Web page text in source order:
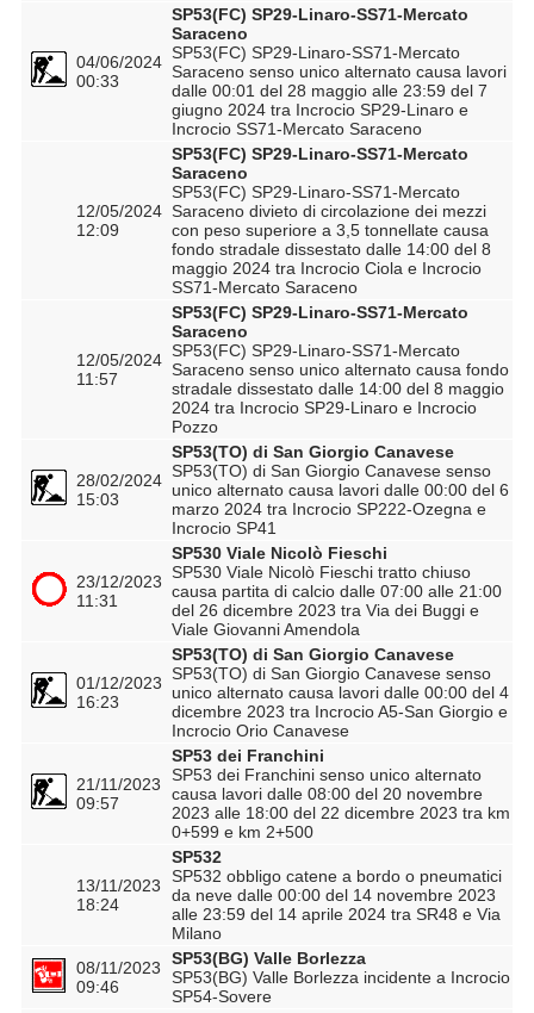
04/06/2024
00:33
SP53(FC) SP29-Linaro-SS71-Mercato
Saraceno
SP53(FC) SP29-Linaro-SS71-Mercato
Saraceno senso unico alternato causa lavori
dalle 00:01 del 28 maggio alle 23:59 del 7
giugno 2024 tra Incrocio SP29-Linaro e
Incrocio SS71-Mercato Saraceno
12/05/2024
12:09
SP53(FC) SP29-Linaro-SS71-Mercato
Saraceno
SP53(FC) SP29-Linaro-SS71-Mercato
Saraceno divieto di circolazione dei mezzi
con peso superiore a 3,5 tonnellate causa
fondo stradale dissestato dalle 14:00 del 8
maggio 2024 tra Incrocio Ciola e Incrocio
SS71-Mercato Saraceno
12/05/2024
11:57
SP53(FC) SP29-Linaro-SS71-Mercato
Saraceno
SP53(FC) SP29-Linaro-SS71-Mercato
Saraceno senso unico alternato causa fondo
stradale dissestato dalle 14:00 del 8 maggio
2024 tra Incrocio SP29-Linaro e Incrocio
Pozzo
28/02/2024
15:03
SP53(TO) di San Giorgio Canavese
SP53(TO) di San Giorgio Canavese senso
unico alternato causa lavori dalle 00:00 del 6
marzo 2024 tra Incrocio SP222-Ozegna e
Incrocio SP41
23/12/2023
11:31
SP530 Viale Nicolò Fieschi
SP530 Viale Nicolò Fieschi tratto chiuso
causa partita di calcio dalle 07:00 alle 21:00
del 26 dicembre 2023 tra Via dei Buggi e
Viale Giovanni Amendola
01/12/2023
16:23
SP53(TO) di San Giorgio Canavese
SP53(TO) di San Giorgio Canavese senso
unico alternato causa lavori dalle 00:00 del 4
dicembre 2023 tra Incrocio A5-San Giorgio e
Incrocio Orio Canavese
21/11/2023
09:57
SP53 dei Franchini
SP53 dei Franchini senso unico alternato
causa lavori dalle 08:00 del 20 novembre
2023 alle 18:00 del 22 dicembre 2023 tra km
0+599 e km 2+500
13/11/2023
18:24
SP532
SP532 obbligo catene a bordo o pneumatici
da neve dalle 00:00 del 14 novembre 2023
alle 23:59 del 14 aprile 2024 tra SR48 e Via
Milano
08/11/2023
09:46
SP53(BG) Valle Borlezza
SP53(BG) Valle Borlezza incidente a Incrocio
SP54-Sovere